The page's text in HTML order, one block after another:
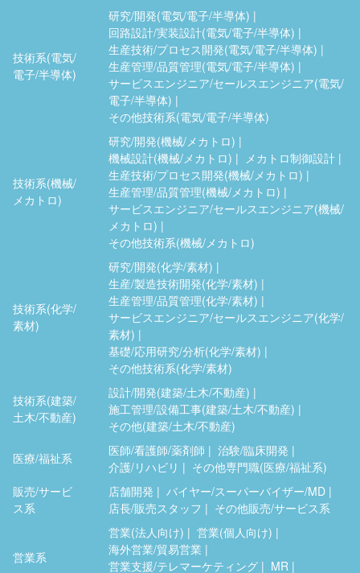
技術系(電気/
電子/半導体)
研究/開発(電気/電子/半導体)
回路設計/実装設計(電気/電子/半導体)
生産技術/プロセス開発(電気/電子/半導体)
生産管理/品質管理(電気/電子/半導体)
サービスエンジニア/セールスエンジニア(電気/
電子/半導体)
その他技術系(電気/電子/半導体)
技術系(機械/
メカトロ)
研究/開発(機械/メカトロ)
機械設計(機械/メカトロ)
メカトロ制御設計
生産技術/プロセス開発(機械/メカトロ)
生産管理/品質管理(機械/メカトロ)
サービスエンジニア/セールスエンジニア(機械/
メカトロ)
その他技術系(機械/メカトロ)
技術系(化学/
素材)
研究/開発(化学/素材)
生産/製造技術開発(化学/素材)
生産管理/品質管理(化学/素材)
サービスエンジニア/セールスエンジニア(化学/
素材)
基礎/応用研究/分析(化学/素材)
その他技術系(化学/素材)
技術系(建築/
土木/不動産)
設計/開発(建築/土木/不動産)
施工管理/設備工事(建築/土木/不動産)
その他(建築/土木/不動産)
医療/福祉系
医師/看護師/薬剤師
治験/臨床開発
介護/リハビリ
その他専門職(医療/福祉系)
販売/サービ
ス系
店舗開発
バイヤー/スーパーバイザー/MD
店長/販売スタッフ
その他販売/サービス系
営業系
営業(法人向け)
営業(個人向け)
海外営業/貿易営業
営業支援/テレマーケティング
MR